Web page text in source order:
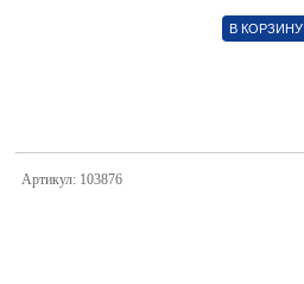
В КОРЗИНУ
Артикул: 103876